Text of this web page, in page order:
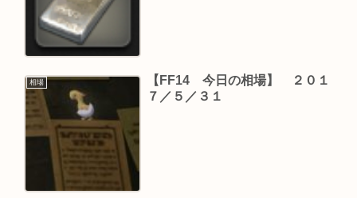
相場
【FF14 今日の相場】 ２０１
７／５／３１